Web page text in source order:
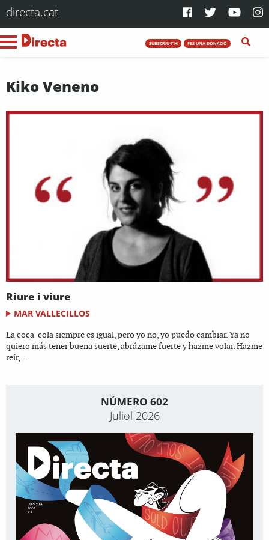
directa.cat
SUBSCRIU-T'HI FES UNA DONACIÓ
Kiko Veneno
Riure i viure
MAR VALLECILLOS
La coca-cola siempre es igual, pero yo no, yo puedo cambiar. Ya no
quiero más tener buena suerte, abrázame fuerte y hazme volar. Hazme
reír,...
NÚMERO 602
Juliol 2026